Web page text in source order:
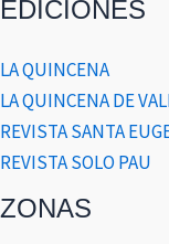
EDICIONES
LA QUINCENA
LA QUINCENA DE
REVISTA SANTA
REVISTA SOLO PAU
ZONAS